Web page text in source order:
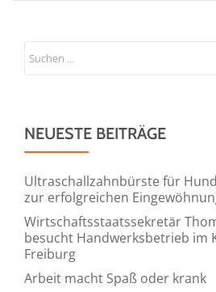
NEUESTE BEITRÄGE
Ultraschallzahnbürste für
zur erfolgreichen
Wirtschaftsstaatssekretär
besucht Handwerksbetrieb im
Freiburg
Arbeit macht Spaß oder krank